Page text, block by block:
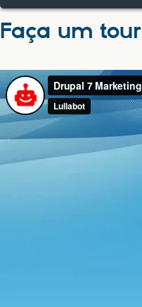
Faça um tour